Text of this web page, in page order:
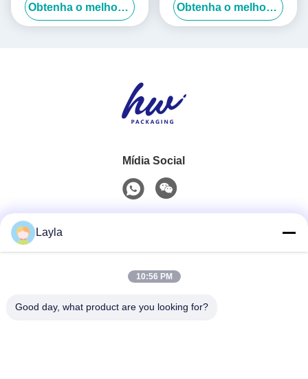
Offset Caixa de Presente
Retangular
Obtenha o melhor preço
para pequenas empresas
Obtenha o melhor preço
Mídia Social
0086-18688885859
Layla
10:56 PM
Good day, what product are you looking for?